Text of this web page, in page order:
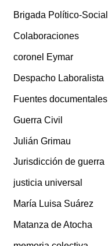
Brigada Político-Social
Colaboraciones
coronel Eymar
Despacho Laboralista
Fuentes documentales
Guerra Civil
Julián Grimau
Jurisdicción de guerra
justicia universal
María Luisa Suárez
Matanza de Atocha